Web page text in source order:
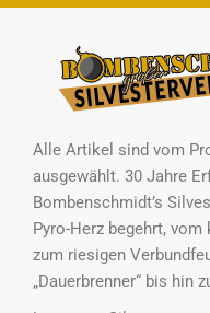
Alle Artikel sind vom
ausgewählt. 30 Jahre
Bombenschmidt’s
Pyro-Herz begehrt,
zum riesigen
„Dauerbrenner“ bis hin